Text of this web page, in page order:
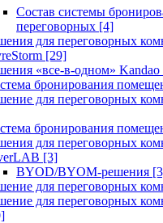
Состав системы
переговорных [4]
для переговорных
[29]
«все-в-одном» Kandao
бронирования
для переговорных
бронирования
для переговорных
[3]
BYOD/BYOM-решения
для переговорных
для переговорных